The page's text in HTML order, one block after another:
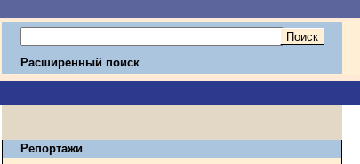
Расширенный поиск
Репортажи